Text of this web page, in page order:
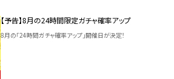
【予告】8月の24時間限定ガチャ確率アップ
8月の「24時間ガチャ確率アップ」開催日が決定！